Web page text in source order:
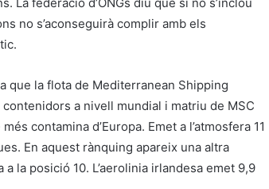
no s’aconseguirà complir amb els
que la flota de Mediterranean Shipping
a nivell mundial i matriu de MSC
contamina d’Europa. Emet a l’atmosfera 11
En aquest rànquing apareix una altra
la posició 10. L’aerolinia irlandesa emet 9,9
Catalunya tanca la major inversió en
turisme sostenible dels últims anys
amb 206 milions d’euros desplegats